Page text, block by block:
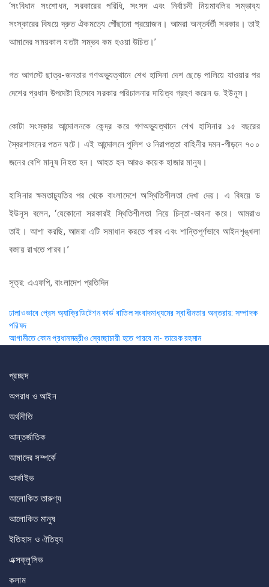
‘সংবিধান সংশোধন, সরকারের পরিধি, সংসদ এবং নির্বাচনী নিয়মাবলির সম্ভাব্য
সংস্কারের বিষয়ে দ্রুত ঐকমত্যে পৌঁছানো প্রয়োজন। আমরা অন্তর্বর্তী সরকার। তাই
আমাদের সময়কাল যতটা সম্ভব কম হওয়া উচিত।’
গত আগস্টে ছাত্র-জনতার গণঅভ্যুত্থানে শেখ হাসিনা দেশ ছেড়ে পালিয়ে যাওয়ার পর
দেশের প্রধান উপদেষ্টা হিসেবে সরকার পরিচালনার দায়িত্ব গ্রহণ করেন ড. ইউনূস।
কোটা সংস্কার আন্দোলনকে কেন্দ্র করে গণঅভ্যুত্থানে শেখ হাসিনার ১৫ বছরের
স্বৈরশাসনের পতন ঘটে। এই আন্দোলনে পুলিশ ও নিরাপত্তা বাহিনীর দমন-পীড়নে ৭০০
জনের বেশি মানুষ নিহত হন। আহত হন আরও কয়েক হাজার মানুষ।
হাসিনার ক্ষমতাচ্যুতির পর থেকে বাংলাদেশে অস্থিতিশীলতা দেখা দেয়। এ বিষয়ে ড
ইউনূস বলেন, ‘যেকোনো সরকারই স্থিতিশীলতা নিয়ে চিন্তা-ভাবনা করে। আমরাও
তাই। আশা করছি, আমরা এটি সমাধান করতে পারব এবং শান্তিপূর্ণভাবে আইনশৃঙ্খলা
বজায় রাখতে পারব।’
সূত্র: এএফপি, বাংলাদেশ প্রতিদিন
Post
navigation
ঢালাওভাবে প্রেস অ্যাক্রিডিটেশন কার্ড বাতিল সংবাদমাধ্যমের স্বাধীনতার অন্তরায়: সম্পাদক
পরিষদ
আগামীতে কোন প্রধানমন্ত্রীও স্বেচ্ছাচারী হতে পারবে না- তারেক রহমান
প্রচ্ছদ
অপরাধ ও আইন
অর্থনীতি
আন্তর্জাতিক
আমাদের সম্পর্কে
আর্কাইভ
আলোকিত তারুণ্য
আলোকিত মানুষ
ইতিহাস ও ঐতিহ্য
এক্সক্লুসিভ
কলাম